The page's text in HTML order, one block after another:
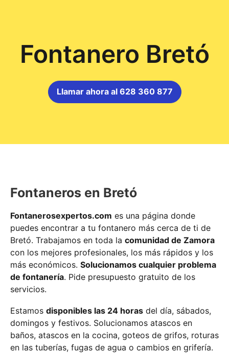
Fontanero Bretó
Llamar ahora al 628 360 877
Fontaneros en Bretó
Fontanerosexpertos.com es una página donde
puedes encontrar a tu fontanero más cerca de ti de
Bretó. Trabajamos en toda la comunidad de Zamora
con los mejores profesionales, los más rápidos y los
más económicos. Solucionamos cualquier problema
de fontanería. Pide presupuesto gratuito de los
servicios.
Estamos disponibles las 24 horas del día, sábados,
domingos y festivos. Solucionamos atascos en
baños, atascos en la cocina, goteos de grifos, roturas
en las tuberías, fugas de agua o cambios en grifería.